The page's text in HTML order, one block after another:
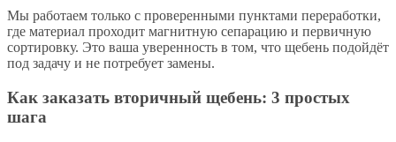
Мы работаем только с проверенными пунктами переработки,
где материал проходит магнитную сепарацию и первичную
сортировку. Это ваша уверенность в том, что щебень подойдёт
под задачу и не потребует замены.
Как заказать вторичный щебень: 3 простых
шага